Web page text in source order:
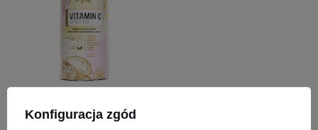
FITNESS AUTHORITY So
Good Vitamin C & Fruit Mix -
Konfiguracja zgód